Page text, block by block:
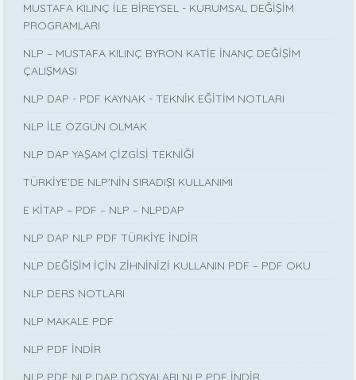
MUSTAFA KILINÇ İLE BİREYSEL - KURUMSAL DEĞİŞİM
PROGRAMLARI
NLP – MUSTAFA KILINÇ BYRON KATİE İNANÇ DEĞİŞİM
ÇALIŞMASI
NLP DAP - PDF KAYNAK - TEKNİK EĞİTİM NOTLARI
NLP İLE ÖZGÜN OLMAK
NLP DAP YAŞAM ÇİZGİSİ TEKNİĞİ
TÜRKİYE'DE NLP'NİN SIRADIŞI KULLANIMI
E KİTAP – PDF – NLP – NLPDAP
NLP DAP NLP PDF TÜRKİYE İNDİR
NLP DEĞİŞİM İÇİN ZİHNİNİZİ KULLANIN PDF – PDF OKU
NLP DERS NOTLARI
NLP MAKALE PDF
NLP PDF İNDİR
NLP PDF NLP DAP DOSYALARI NLP PDF İNDİR